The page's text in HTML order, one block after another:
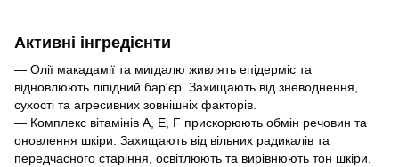
Активні інгредієнти
— Олії макадамії та мигдалю живлять епідерміс та
відновлюють ліпідний бар'єр. Захищають від зневоднення,
сухості та агресивних зовнішніх факторів.
— Комплекс вітамінів A, E, F прискорюють обмін речовин та
оновлення шкіри. Захищають від вільних радикалів та
передчасного старіння, освітлюють та вирівнюють тон шкіри.